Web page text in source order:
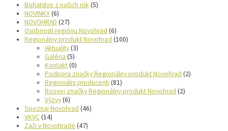
Bohatstvo z našich rúk(5)
NOVINKY(6)
NOVOHRAD (27)
Osobnosti regiónu Novohrad (6)
Regionálny produkt Novohrad (100)
Aktuality(3)
Galéria (5)
Kontakt(0)
Podpora značky Regionálny produkt Novohrad (2)
Regionálni producenti (81)
Rozvoj značky Regionálny produkt Novohrad (2)
Výzvy(6)
Spoznaj Novohrad (46)
VKVC(14)
Zaži v Novohrade (47)